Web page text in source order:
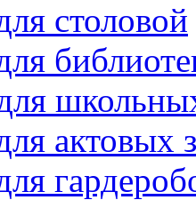
столовой
актовых